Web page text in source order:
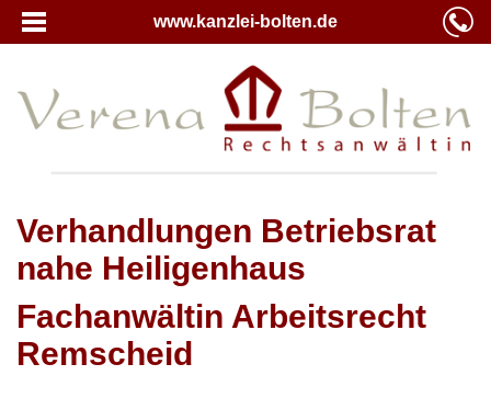
www.kanzlei-bolten.de
Verhandlungen Betriebsrat
nahe Heiligenhaus
Fachanwältin Arbeitsrecht
Remscheid